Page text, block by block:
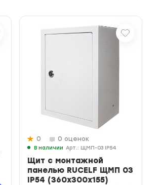
0 0 оценок
В наличии Арт.: ЩМП-03 IP54
Щит с монтажной
панелью RUCELF ЩМП 03
IP54 (360х300х155)